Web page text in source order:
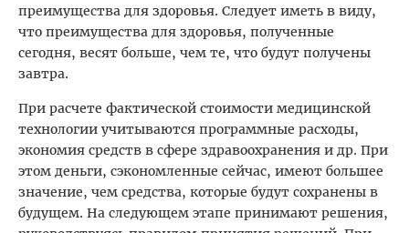
преимущества для здоровья. Следует иметь в виду,
что преимущества для здоровья, полученные
сегодня, весят больше, чем те, что будут получены
завтра.
При расчете фактической стоимости медицинской
технологии учитываются программные расходы,
экономия средств в сфере здравоохранения и др. При
этом деньги, сэкономленные сейчас, имеют большее
значение, чем средства, которые будут сохранены в
будущем. На следующем этапе принимают решения,